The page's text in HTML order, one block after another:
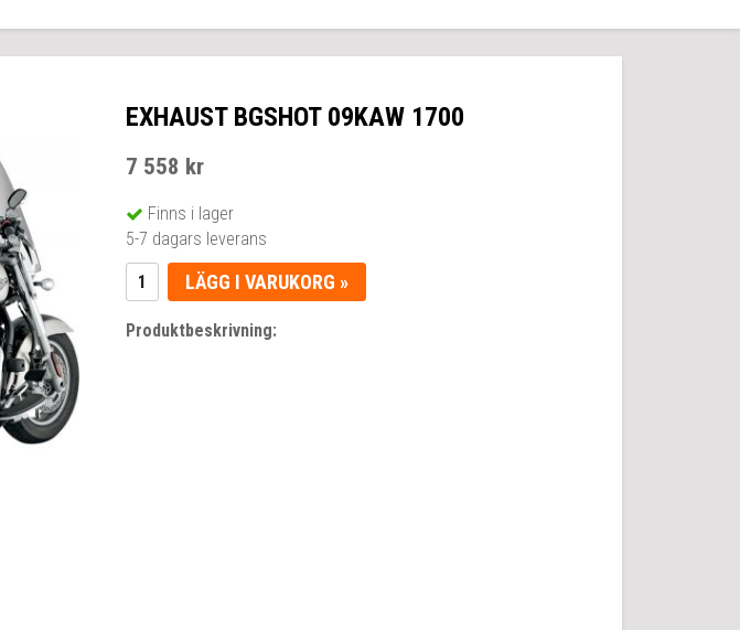
EXHAUST BGSHOT 09KAW 1700
7 558 kr
Finns i lager
5-7 dagars leverans
LÄGG I VARUKORG »
Produktbeskrivning: